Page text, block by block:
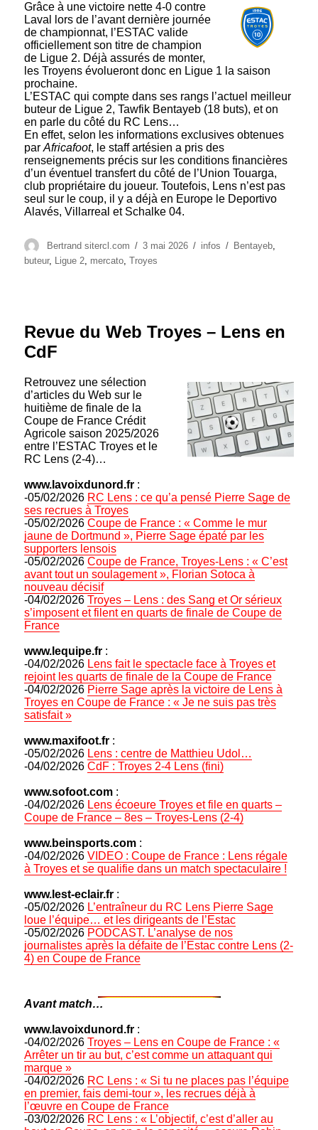
Grâce à une victoire nette 4-0 contre
Laval lors de l’avant dernière journée
de championnat, l’ESTAC valide
officiellement son titre de champion
de Ligue 2. Déjà assurés de monter,
les Troyens évolueront donc en Ligue 1 la saison
prochaine.
L’ESTAC qui compte dans ses rangs l’actuel meilleur
buteur de Ligue 2, Tawfik Bentayeb (18 buts), et on
en parle du côté du RC Lens…
En effet, selon les informations exclusives obtenues
parAfricafoot, le staff artésien a pris des
renseignements précis sur les conditions financières
d’un éventuel transfert du côté de l’Union Touarga,
club propriétaire du joueur. Toutefois, Lens n’est pas
seul sur le coup, il y a déjà en Europe le Deportivo
Alavés, Villarreal et Schalke 04.
Auteur
Bertrand sitercl.com
Publié
le
3 mai 2026 Catégories
infos Étiquettes
Bentayeb,
buteur, Ligue 2, mercato,Troyes
Revue du Web Troyes – Lens en
CdF
Retrouvez une sélection
d’articles du Web sur le
huitième de finale de la
Coupe de France Crédit
Agricole saison 2025/2026
entre l’ESTAC Troyes et le
RC Lens (2-4)…
www.lavoixdunord.fr :
-05/02/2026 RC Lens : ce qu’a pensé Pierre Sage de
ses recrues à Troyes
-05/02/2026Coupe de France : « Comme le mur
jaune de Dortmund », Pierre Sage épaté par les
supporters lensois
-05/02/2026Coupe de France, Troyes-Lens : « C’est
avant tout un soulagement », Florian Sotoca à
nouveau décisif
-04/02/2026Troyes – Lens : des Sang et Or sérieux
s’imposent et filent en quarts de finale de Coupe de
France
www.lequipe.fr :
-04/02/2026 Lens fait le spectacle face à Troyes et
rejoint les quarts de finale de la Coupe de France
-04/02/2026 Pierre Sage après la victoire de Lens à
Troyes en Coupe de France : « Je ne suis pas très
satisfait »
www.maxifoot.fr :
-05/02/2026 Lens : centre de Matthieu Udol…
-04/02/2026CdF : Troyes 2-4 Lens (fini)
www.sofoot.com :
-04/02/2026 Lens écoeure Troyes et file en quarts –
Coupe de France – 8es – Troyes-Lens (2-4)
www.beinsports.com :
-04/02/2026VIDEO : Coupe de France : Lens régale
à Troyes et se qualifie dans un match spectaculaire !
www.lest-eclair.fr :
-05/02/2026 L’entraîneur du RC Lens Pierre Sage
loue l’équipe… et les dirigeants de l’Estac
-05/02/2026 PODCAST. L’analyse de nos
journalistes après la défaite de l’Estac contre Lens (2-
4) en Coupe de France
Avant match…
www.lavoixdunord.fr :
-04/02/2026Troyes – Lens en Coupe de France : «
Arrêter un tir au but, c’est comme un attaquant qui
marque »
-04/02/2026 RC Lens : « Si tu ne places pas l’équipe
en premier, fais demi-tour », les recrues déjà à
l’œuvre en Coupe de France
-03/02/2026 RC Lens : « L’objectif, c’est d’aller au